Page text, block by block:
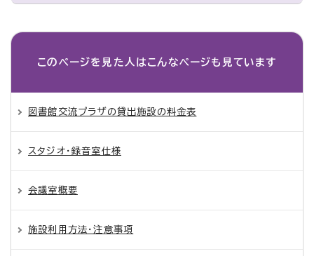
このページを見た人は こんなページも見ています
図書館交流プラザの貸出施設の料金表
スタジオ・録音室仕様
会議室概要
施設利用方法・注意事項